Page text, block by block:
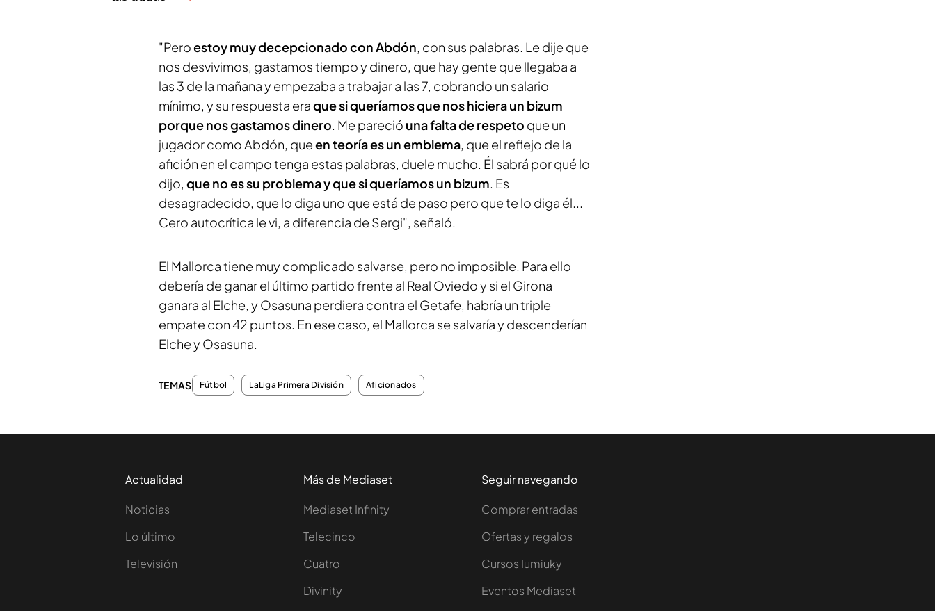
"Peroestoy muy decepcionado con Abdón, con sus palabras. Le dije que
nos desvivimos, gastamos tiempo y dinero, que hay gente que llegaba a
las 3 de la mañana y empezaba a trabajar a las 7, cobrando un salario
mínimo, y su respuesta eraque si queríamos que nos hiciera un bizum
porque nos gastamos dinero. Me pareció una falta de respeto que un
jugador como Abdón, queen teoría es un emblema, que el reflejo de la
afición en el campo tenga estas palabras, duele mucho. Él sabrá por qué lo
dijo, que no es su problema yque si queríamos un bizum. Es
desagradecido, que lo diga uno que está de paso pero que te lo diga él...
Cero autocrítica le vi, a diferencia de Sergi", señaló.
El Mallorca tiene muy complicado salvarse, pero no imposible. Para ello
debería de ganar el último partido frente al Real Oviedo y si el Girona
ganara al Elche, y Osasuna perdiera contra el Getafe, habría un triple
empate con 42 puntos. En ese caso, el Mallorca se salvaría y descenderían
Elche y Osasuna.
TEMAS Fútbol LaLiga Primera División Aficionados
Actualidad
Noticias
Lo último
Televisión
Más de Mediaset
Mediaset Infinity
Telecinco
Cuatro
Divinity
Seguir navegando
Comprar entradas
Ofertas y regalos
Cursos Iumiuky
Eventos Mediaset